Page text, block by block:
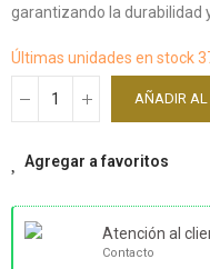
garantizando la durabilidad
Últimas unidades en stock
AÑADIR AL
Agregar a favoritos
Atención al
Contacto